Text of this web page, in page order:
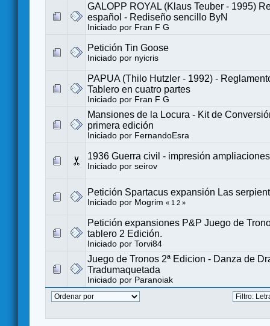
GALOPP ROYAL (Klaus Teuber - 1995)
español - Rediseño sencillo ByN
Iniciado por Fran F G
Petición Tin Goose
Iniciado por nyicris
PAPUA (Thilo Hutzler - 1992) -
Tablero en cuatro partes
Iniciado por Fran F G
Mansiones de la Locura - Kit de
primera edición
Iniciado por FernandoEsra
1936 Guerra civil - impresión ampliaciones
Iniciado por seirov
Petición Spartacus expansión Las
Iniciado por Mogrim « 1 2 »
Petición expansiones P&P Juego de
tablero 2 Edición.
Iniciado por Torvi84
Juego de Tronos 2ª Edicion - Danza de
Tradumaquetada
Iniciado por Paranoiak